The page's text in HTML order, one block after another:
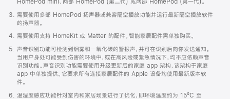
HomePod mini、两部 HomePod (第二代) 或两部 HomePod (第一代)。
需要使用多部 HomePod 扬声器或兼容隔空播放功能并运行最新隔空播放软件
的扬声器。
需要使用支持 HomeKit 或 Matter 的配件。智能家居配件需单独购买。
声音识别功能可检测到烟雾和一氧化碳的警报声，并可在识别后向你发送通知。
当用户身处可能受到伤害的环境中，或在高风险或紧急情况下，均不应依赖声音
识别功能。声音识别功能需要使用升级更新后的家庭 app 架构，该架构于家庭
app 中单独提供。它要求所有连接家居配件的 Apple 设备均使用最新版本软
件。
温湿度感应功能针对室内和家居场景进行了优化，即环境温度约为 15ºC 至